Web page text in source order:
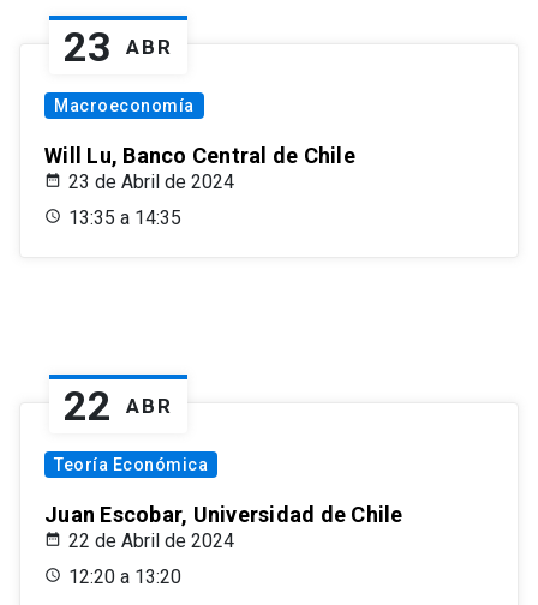
23 ABR
Macroeconomía
Will Lu, Banco Central de Chile
23 de Abril de 2024
13:35 a 14:35
22 ABR
Teoría Económica
Juan Escobar, Universidad de Chile
22 de Abril de 2024
12:20 a 13:20